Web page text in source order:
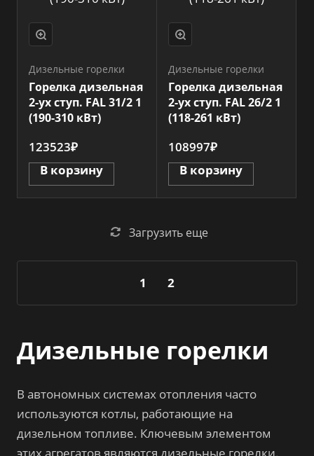
Дизельные горелки
Горелка дизельная
2-ух ступ. FAL 31/2 1
(190-310 кВт)
123523₽
В корзину
Дизельные горелки
Горелка дизельная
2-ух ступ. FAL 26/2 1
(118-261 кВт)
108997₽
В корзину
Загрузить еще
1 2
Дизельные горелки
В автономных системах отопления часто
используются котлы, работающие на
дизельном топливе. Ключевым элементом